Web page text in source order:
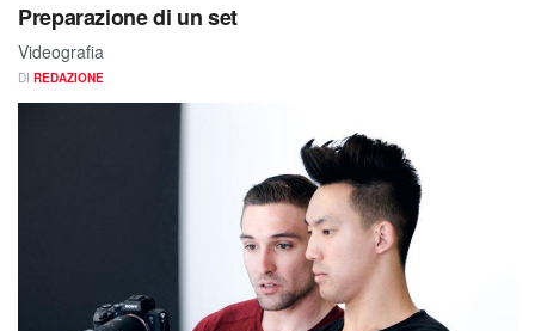
Preparazione di un set
Videografia
DI REDAZIONE